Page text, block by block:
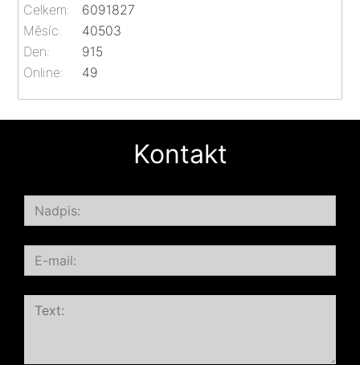
Online: 49
Celkem:
6091827
Měsíc:
40503
Den:
915
Kontakt